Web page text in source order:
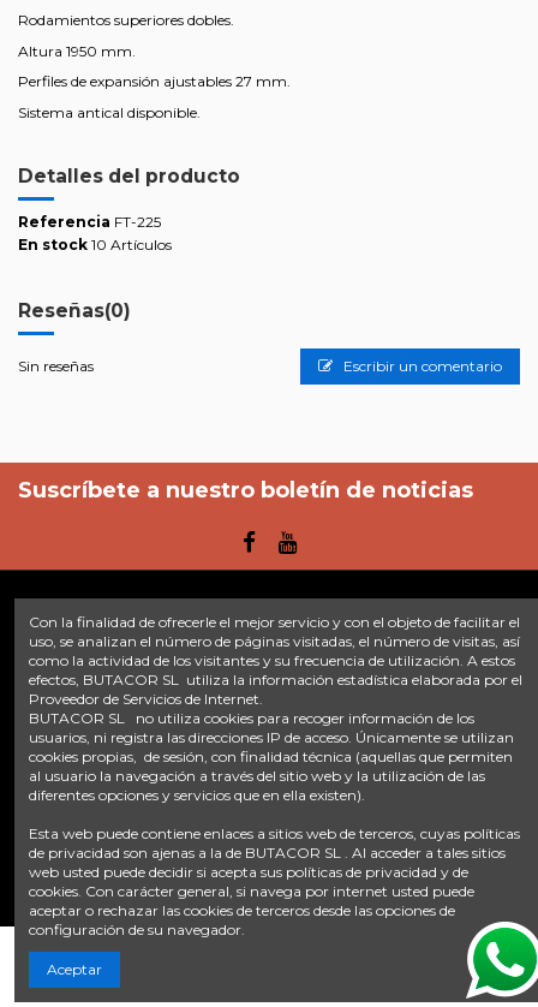
Rodamientos superiores dobles.
Altura 1950 mm.
Perfiles de expansión ajustables 27 mm.
Sistema antical disponible.
Detalles del producto
Referencia FT-225
En stock 10 Artículos
Reseñas(0)
Sin reseñas Escribir un comentario
Suscríbete a nuestro boletín de noticias
Enlaces
Inicio Sobre nosotros Contacte con nosotros
Aviso legal
Política de privacidad
Tratamiento de datos
Términos y condiciones
Plazos de envío
Contáctanos
638 28 57 85
info@fontacor.com
© FONTACOR
2026 Todos los derechos reservados. | Desarrollado por
Onnix Software
Con la finalidad de ofrecerle el mejor servicio y con el objeto de facilitar el
uso, se analizan el número de páginas visitadas, el número de visitas, así
como la actividad de los visitantes y su frecuencia de utilización. A estos
efectos, BUTACOR SL utiliza la información estadística elaborada por el
Proveedor de Servicios de Internet.
BUTACOR SL no utiliza cookies para recoger información de los
usuarios, ni registra las direcciones IP de acceso. Únicamente se utilizan
cookies propias, de sesión, con finalidad técnica (aquellas que permiten
al usuario la navegación a través del sitio web y la utilización de las
diferentes opciones y servicios que en ella existen).
Esta web puede contiene enlaces a sitios web de terceros, cuyas políticas
de privacidad son ajenas a la de BUTACOR SL . Al acceder a tales sitios
web usted puede decidir si acepta sus políticas de privacidad y de
cookies. Con carácter general, si navega por internet usted puede
aceptar o rechazar las cookies de terceros desde las opciones de
configuración de su navegador.
Aceptar